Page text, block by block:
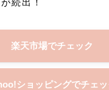
楽天市場でチェック
ショッピングでチェッ